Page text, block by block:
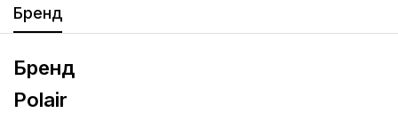
Бренд
Бренд
Polair